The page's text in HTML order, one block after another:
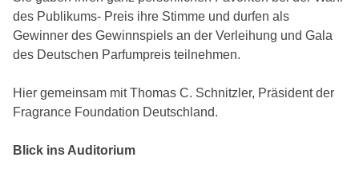
des Publikums- Preis ihre Stimme und durfen als
Gewinner des Gewinnspiels an der Verleihung und Gala
des Deutschen Parfumpreis teilnehmen.
Hier gemeinsam mit Thomas C. Schnitzler, Präsident der
Fragrance Foundation Deutschland.
Blick ins Auditorium